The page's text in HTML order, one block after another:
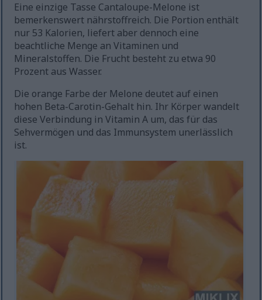
Eine einzige Tasse Cantaloupe-Melone ist
bemerkenswert nährstoffreich. Die Portion enthält
nur 53 Kalorien, liefert aber dennoch eine
beachtliche Menge an Vitaminen und
Mineralstoffen. Die Frucht besteht zu etwa 90
Prozent aus Wasser.
Die orange Farbe der Melone deutet auf einen
hohen Beta-Carotin-Gehalt hin. Ihr Körper wandelt
diese Verbindung in Vitamin A um, das für das
Sehvermögen und das Immunsystem unerlässlich
ist.